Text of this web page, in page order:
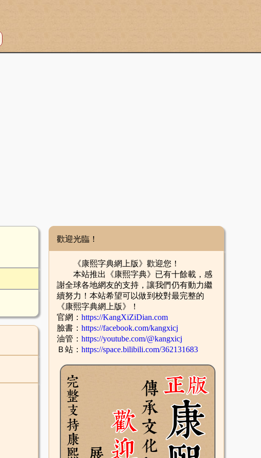
歡迎光臨！
《康熙字典網上版》歡迎您！
本站推出《康熙字典》已有十餘載，感
謝全球各地網友的支持，讓我們仍有動力繼
續努力！本站希望可以做到校對最完整的
《康熙字典網上版》！
官網： https://KangXiZiDian.com
臉書： https://facebook.com/kangxicj
油管： https://youtube.com/@kangxicj
Ｂ站： https://space.bilibili.com/362131683